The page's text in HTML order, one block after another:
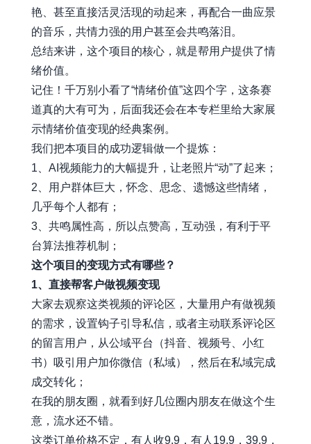
艳、甚至直接活灵活现的动起来，再配合一曲应景
的音乐，共情力强的用户甚至会共鸣落泪。
总结来讲，这个项目的核心，就是帮用户提供了情
绪价值。
记住！千万别小看了“情绪价值”这四个字，这条赛
道真的大有可为，后面我还会在本专栏里给大家展
示情绪价值变现的经典案例。
我们把本项目的成功逻辑做一个提炼：
1、AI视频能力的大幅提升，让老照片“动”了起来；
2、用户群体巨大，怀念、思念、遗憾这些情绪，
几乎每个人都有；
3、共鸣属性高，所以点赞高，互动强，有利于平
台算法推荐机制；
这个项目的变现方式有哪些？
1、直接帮客户做视频变现
大家去观察这类视频的评论区，大量用户有做视频
的需求，设置钩子引导私信，或者主动联系评论区
的留言用户，从公域平台（抖音、视频号、小红
书）吸引用户加你微信（私域），然后在私域完成
成交转化；
在我的朋友圈，就看到好几位圈内朋友在做这个生
意，流水还不错。
这类订单价格不定，有人收9.9，有人19.9，39.9，